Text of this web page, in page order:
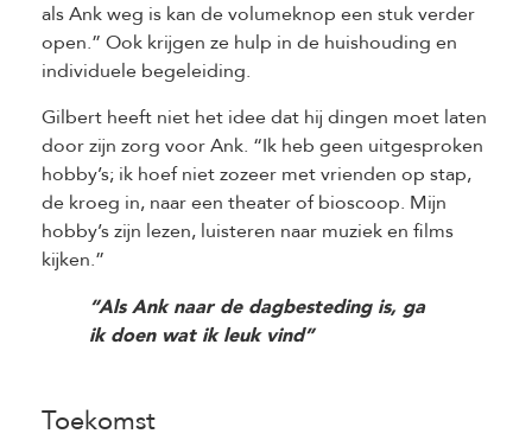
als Ank weg is kan de volumeknop een stuk verder
open.” Ook krijgen ze hulp in de huishouding en
individuele begeleiding.
Gilbert heeft niet het idee dat hij dingen moet laten
door zijn zorg voor Ank. “Ik heb geen uitgesproken
hobby’s; ik hoef niet zozeer met vrienden op stap,
de kroeg in, naar een theater of bioscoop. Mijn
hobby’s zijn lezen, luisteren naar muziek en films
kijken.”
“Als Ank naar de dagbesteding is, ga
ik doen wat ik leuk vind”
Toekomst